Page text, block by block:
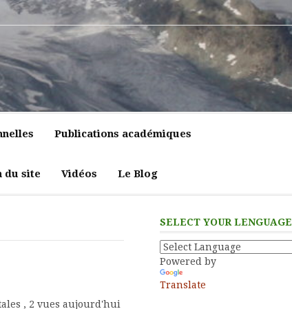
Publications académiques
du site Vidéos Le Blog
, 2 vues aujourd'hui
SELECT YOUR LENGUAGE
Powered by
Translate